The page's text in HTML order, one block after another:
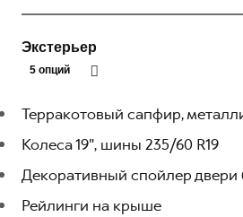
Экстерьер
5 опций
Терракотовый сапфир,
Колеса 19", шины 235/60 R19
Декоративный спойлер двери
Рейлинги на крыше